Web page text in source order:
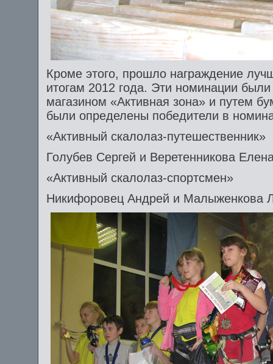
Кроме этого, прошло награждение
итогам 2012 года. Эти номинации
магазином «Активная зона» и путем
были определены победители в
«Активный скалолаз-путешественник»
Голубев Сергей и Веретенникова
«Активный скалолаз-спортсмен»
Никифоровец Андрей и Малыженкова